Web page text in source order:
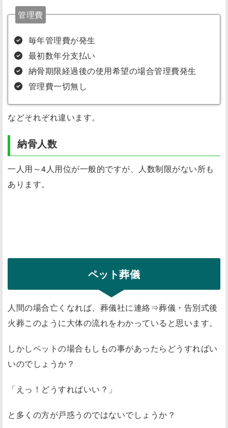
管理費
毎年管理費が発生
最初数年分支払い
納骨期限経過後の使用希望の場合管理費発生
管理費一切無し
などそれぞれ違います。
納骨人数
一人用～4人用位が一般的ですが、人数制限がない所も
あります。
ペット葬儀
人間の場合亡くなれば、葬儀社に連絡⇒葬儀・告別式後
火葬このように大体の流れをわかっていると思います。
しかしペットの場合もしもの事があったらどうすればい
いのでしょうか？
「えっ！どうすればいい？」
と多くの方が戸惑うのではないでしょうか？